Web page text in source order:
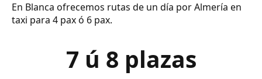
En Blanca ofrecemos rutas de un día por Almería en
taxi para 4 pax ó 6 pax.
7 ú 8 plazas